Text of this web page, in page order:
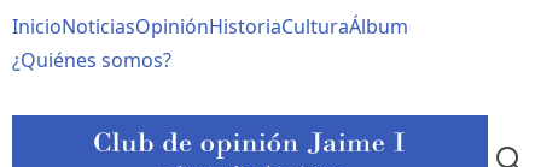
al
contenido
Navegación
principal
InicioNoticiasOpiniónHistoriaCulturaÁlbum
¿Quiénes somos?